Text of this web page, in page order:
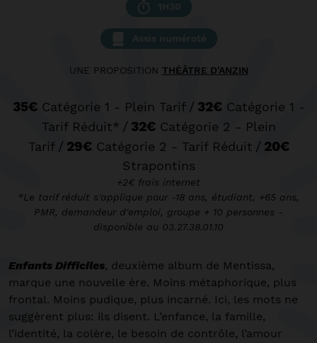
1H30
Assis numéroté
UNE PROPOSITION THÉÂTRE D'ANZIN
35€Catégorie 1 - Plein Tarif / 32€Catégorie 1 -
Tarif Réduit* / 32€Catégorie 2 - Plein
Tarif / 29€Catégorie 2 - Tarif Réduit / 20€
Strapontins
+2€ frais internet
*Le tarif réduit s'applique pour -18 ans, étudiant, +65 ans,
PMR, demandeur d'emploi, groupe + 10 personnes -
disponible au 03.27.38.01.10
Enfants Difficiles, deuxième album de Mentissa,
marque une nouvelle ère. Moins métaphorique, plus
frontal. Moins pudique, plus incarné. Ici, les mots ne
suggèrent plus: ils disent. L’enfance, la famille,
l’identité, la colère, le besoin de contrôle, l’amour